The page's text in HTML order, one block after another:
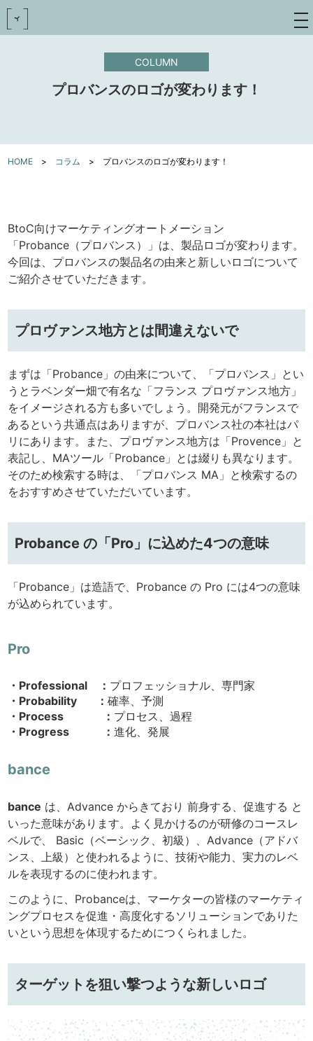
toggle
COLUMN
プロバンスのロゴが変わります！
HOME > コラム > プロバンスのロゴが変わります！
BtoC向けマーケティングオートメーション
「Probance（プロバンス）」は、製品ロゴが変わります。
今回は、プロバンスの製品名の由来と新しいロゴについて
ご紹介させていただきます。
プロヴァンス地方とは間違えないで
まずは「Probance」の由来について、「プロバンス」とい
うとラベンダー畑で有名な「フランス プロヴァンス地方」
をイメージされる方も多いでしょう。開発元がフランスで
あるという共通点はありますが、プロバンス社の本社はパ
リにあります。また、プロヴァンス地方は「Provence」と
表記し、MAツール「Probance」とは綴りも異なります。
そのため検索する時は、「プロバンス MA」と検索するの
をおすすめさせていただいています。
Probance の「Pro」に込めた4つの意味
「Probance」は造語で、Probance の Pro には4つの意味
が込められています。
Pro
・Professional ： プロフェッショナル、専門家
・Probability ：確率、予測
・Process ： プロセス、過程
・Progress ：進化、発展
bance
bance は、Advance からきており 前身する、促進する と
いった意味があります。よく見かけるのが研修のコースレ
ベルで、 Basic（ベーシック、初級）、Advance（アドバ
ンス、上級）と使われるように、技術や能力、実力のレベ
ルを表現するのに使われます。
このように、Probanceは、マーケターの皆様のマーケティ
ングプロセスを促進・高度化するソリューションでありた
いという思想を体現するためにつくられました。
ターゲットを狙い撃つような新しいロゴ